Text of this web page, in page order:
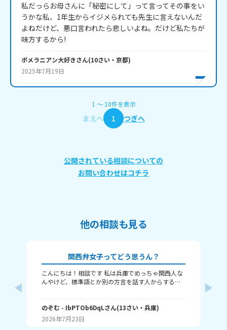
私だっらお母さんに「秘密にして」って言ってその事をい
うかな私、1年生からイジメられても先生に言えないんだ
よねだけど、悪口言われたら悲しいよね。だけど私たちが
味方するから!
ポメラニアン大好きさん(10さい・ 京都)
2025年7月19日
1 〜 10件を表示
まえへ 1 つぎへ
公開されている相談についての
お問い合わせはコチラ
他の相談も見る
関西弁女子ってどう思うん？
こんにちは！相談です 私は兵庫でめっちゃ関西人な
んやけど、標準語とか別の方言を話す人からする
ちがって、日々ボケとツッコミとかなさそうやし、
変なイメージ持たれんのかなぁって！ 別に普通の時
は結構自然に？まあゆるめにみんな使っとぉけど、
のぞむ - IbPTOb6DqLさん(13さい・ 兵庫)
2026年7月23日